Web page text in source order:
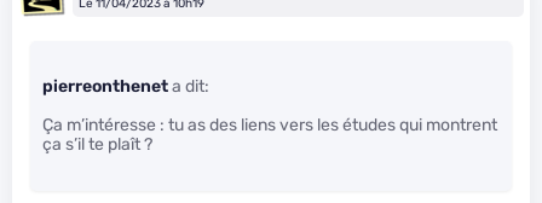
Le 11/04/2023 à 10h19
pierreontheneta dit:
Ça m’intéresse : tu as des liens vers les études qui montrent
ça s’il te plaît ?